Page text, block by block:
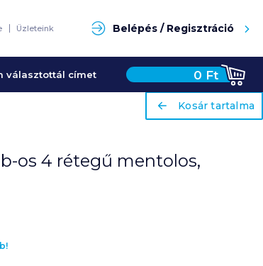
Üzleteink Belépés / Regisztráció
választottál címet 0 Ft
ariaLabel
Kosár tartalma
os 4 rétegű mentolos,